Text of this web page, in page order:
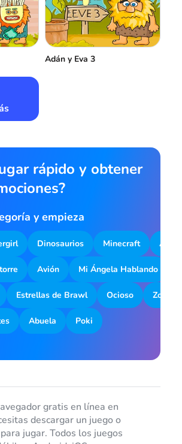
Adán y Eva 3
rápido y obtener
y empieza
Dinosaurios Minecraft
Avión Mi Ángela Hablando
Estrellas de Brawl Ocioso
Abuela Poki
gratis en línea en
descargar un juego o
jugar. Todos los juegos